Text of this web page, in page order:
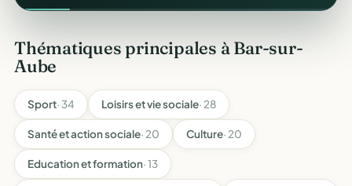
Thématiques principales à Bar-sur-
Aube
Sport· 34 Loisirs et vie sociale· 28
Santé et action sociale· 20 Culture· 20
Education et formation· 13